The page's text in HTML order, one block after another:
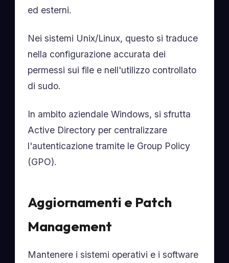
ed esterni.
Nei sistemi Unix/Linux, questo si traduce
nella configurazione accurata dei
permessi sui file e nell'utilizzo controllato
di sudo.
In ambito aziendale Windows, si sfrutta
Active Directory per centralizzare
l'autenticazione tramite le Group Policy
(GPO).
Aggiornamenti e Patch
Management
Mantenere i sistemi operativi e i software